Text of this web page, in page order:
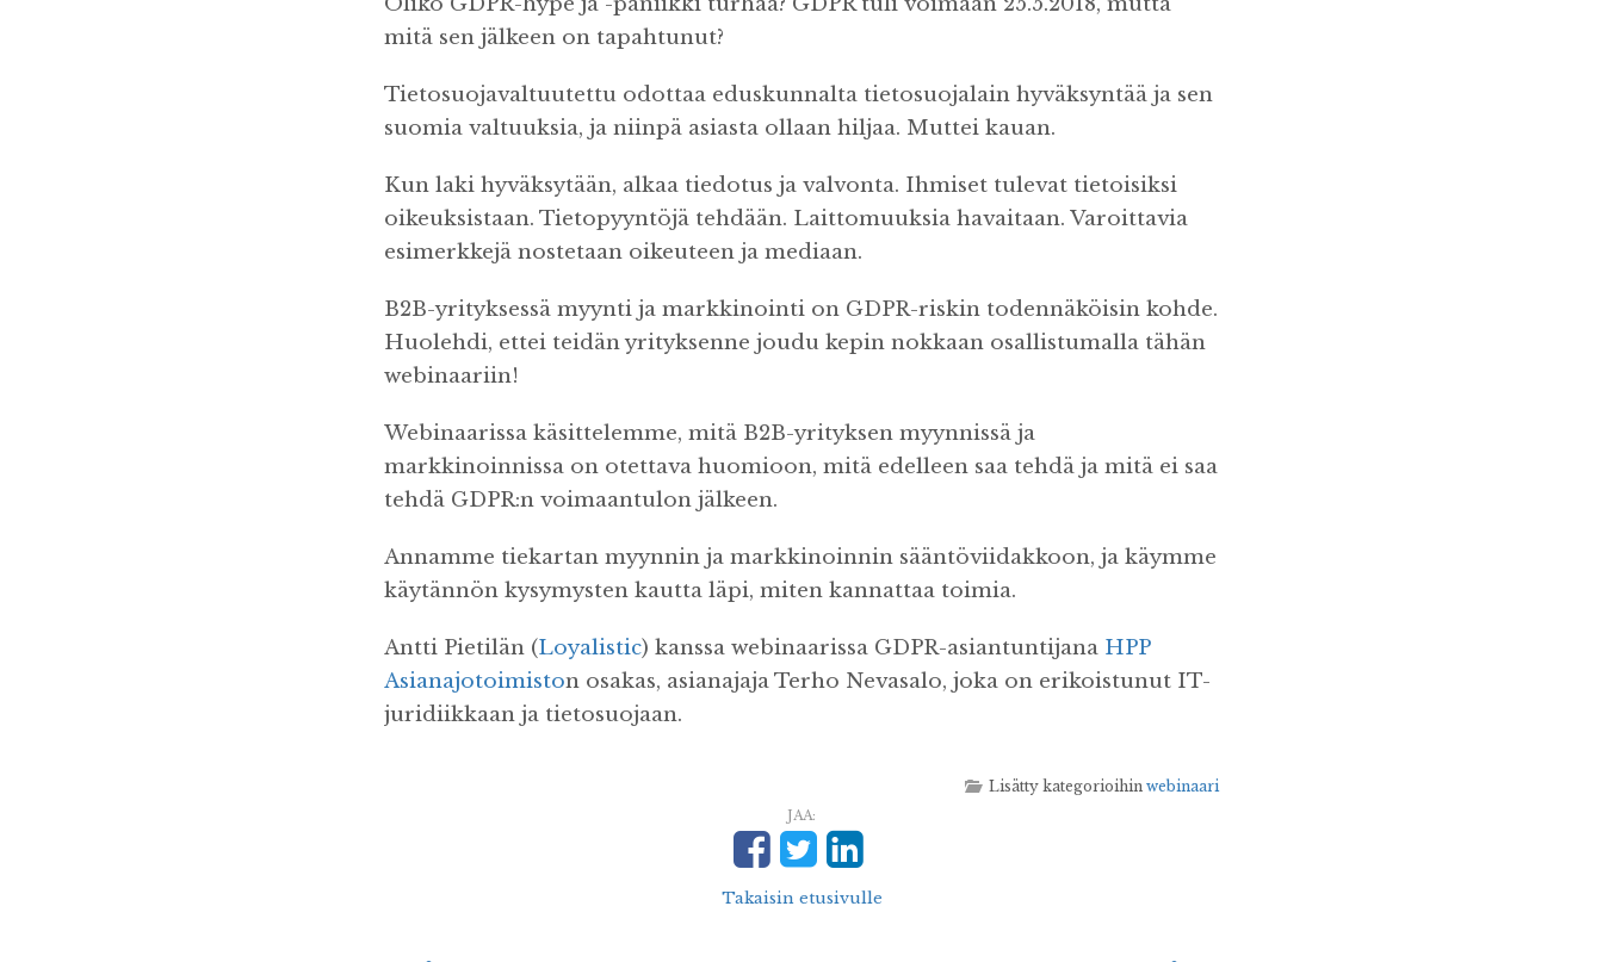
mitä sen jälkeen on tapahtunut?
Tietosuojavaltuutettu odottaa eduskunnalta tietosuojalain hyväksyntää ja sen
suomia valtuuksia, ja niinpä asiasta ollaan hiljaa. Muttei kauan.
Kun laki hyväksytään, alkaa tiedotus ja valvonta. Ihmiset tulevat tietoisiksi
oikeuksistaan. Tietopyyntöjä tehdään. Laittomuuksia havaitaan. Varoittavia
esimerkkejä nostetaan oikeuteen ja mediaan.
B2B-yrityksessä myynti ja markkinointi on GDPR-riskin todennäköisin kohde.
Huolehdi, ettei teidän yrityksenne joudu kepin nokkaan osallistumalla tähän
webinaariin!
Webinaarissa käsittelemme, mitä B2B-yrityksen myynnissä ja
markkinoinnissa on otettava huomioon, mitä edelleen saa tehdä ja mitä ei saa
tehdä GDPR:n voimaantulon jälkeen.
Annamme tiekartan myynnin ja markkinoinnin sääntöviidakkoon, ja käymme
käytännön kysymysten kautta läpi, miten kannattaa toimia.
Antti Pietilän (Loyalistic) kanssa webinaarissa GDPR-asiantuntijana HPP
Asianajotoimiston osakas, asianajaja Terho Nevasalo, joka on erikoistunut IT-
juridiikkaan ja tietosuojaan.
Lisätty kategorioihin webinaari
JAA:
Takaisin etusivulle